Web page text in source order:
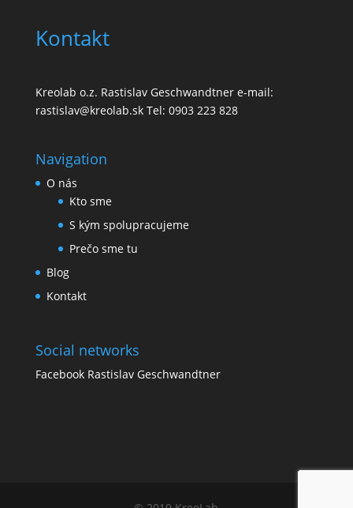
Kontakt
Kreolab o.z. Rastislav Geschwandtner e-mail:
rastislav@kreolab.sk Tel: 0903 223 828
Navigation
O nás
Kto sme
S kým spolupracujeme
Prečo sme tu
Blog
Kontakt
Social networks
Facebook Rastislav Geschwandtner